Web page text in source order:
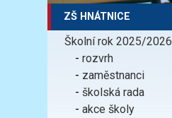
ZŠ HNÁTNICE
Školní rok 2025/2026
-rozvrh
- zaměstnanci
-školská rada
-akce školy